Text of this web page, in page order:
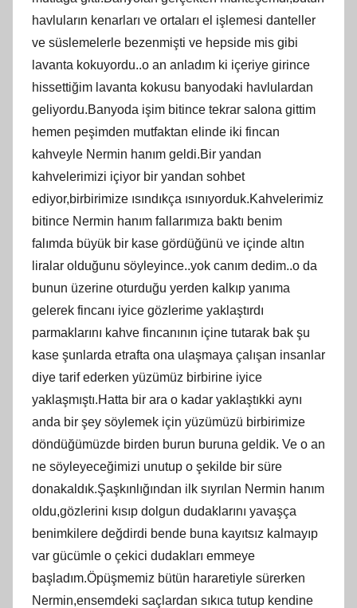
havluların kenarları ve ortaları el işlemesi danteller
ve süslemelerle bezenmişti ve hepside mis gibi
lavanta kokuyordu..o an anladım ki içeriye girince
hissettiğim lavanta kokusu banyodaki havlulardan
geliyordu.Banyoda işim bitince tekrar salona gittim
hemen peşimden mutfaktan elinde iki fincan
kahveyle Nermin hanım geldi.Bir yandan
kahvelerimizi içiyor bir yandan sohbet
ediyor,birbirimize ısındıkça ısınıyorduk.Kahvelerimiz
bitince Nermin hanım fallarımıza baktı benim
falımda büyük bir kase gördüğünü ve içinde altın
liralar olduğunu söyleyince..yok canım dedim..o da
bunun üzerine oturduğu yerden kalkıp yanıma
gelerek fincanı iyice gözlerime yaklaştırdı
parmaklarını kahve fincanının içine tutarak bak şu
kase şunlarda etrafta ona ulaşmaya çalışan insanlar
diye tarif ederken yüzümüz birbirine iyice
yaklaşmıştı.Hatta bir ara o kadar yaklaştıkki aynı
anda bir şey söylemek için yüzümüzü birbirimize
döndüğümüzde birden burun buruna geldik. Ve o an
ne söyleyeceğimizi unutup o şekilde bir süre
donakaldık.Şaşkınlığından ilk sıyrılan Nermin hanım
oldu,gözlerini kısıp dolgun dudaklarını yavaşça
benimkilere değdirdi bende buna kayıtsız kalmayıp
var gücümle o çekici dudakları emmeye
başladım.Öpüşmemiz bütün hararetiyle sürerken
Nermin,ensemdeki saçlardan sıkıca tutup kendine